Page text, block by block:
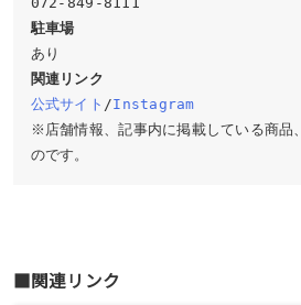
駐車場
関連リンク
公式サイト /Instagram
※店舗情報、記事内に掲載している商品
のです。
■関連リンク